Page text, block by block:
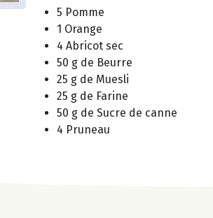
5 Pomme
1 Orange
4 Abricot sec
50 g de Beurre
25 g de Muesli
25 g de Farine
50 g de Sucre de canne
4 Pruneau